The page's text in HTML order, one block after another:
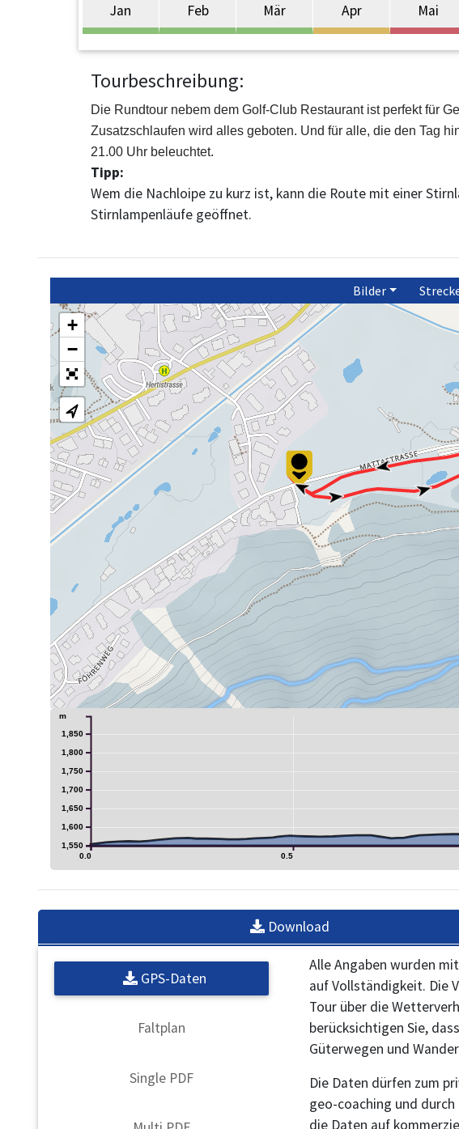
Jan Feb Mär Apr Mai
Tourbeschreibung:
Die Rundtour nebem dem Golf-Club Restaurant ist perfekt für
Zusatzschlaufen wird alles geboten. Und für alle, die den Tag
21.00 Uhr beleuchtet.
Tipp:
Wem die Nachloipe zu kurz ist, kann die Route mit einer
Stirnlampenläufe geöffnet.
Bilder
+
−
0.0 0.5
1,550
1,600
1,650
1,700
1,750
1,800
1,850
m
Download
GPS-Daten
Faltplan
Single PDF
Alle Angaben wurden
auf Vollständigkeit. Die
Tour über die
berücksichtigen Sie,
Güterwegen und
Die Daten dürfen zum
geo-coaching und
die Daten auf